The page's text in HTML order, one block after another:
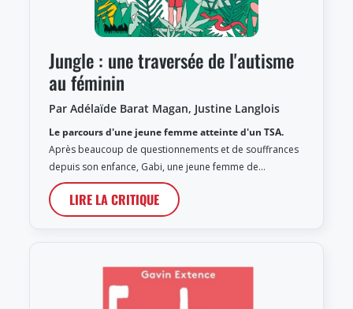
Jungle : une traversée de l'autisme
au féminin
Par Adélaïde Barat Magan, Justine Langlois
Le parcours d'une jeune femme atteinte d'un TSA.
Après beaucoup de questionnements et de souffrances
depuis son enfance, Gabi, une jeune femme de…
LIRE LA CRITIQUE